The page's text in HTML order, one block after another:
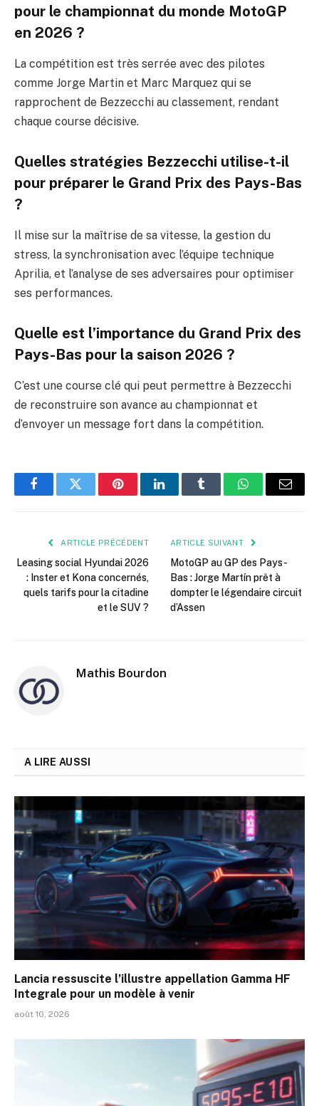
pour le championnat du monde MotoGP
en 2026 ?
La compétition est très serrée avec des pilotes
comme Jorge Martin et Marc Marquez qui se
rapprochent de Bezzecchi au classement, rendant
chaque course décisive.
Quelles stratégies Bezzecchi utilise-t-il
pour préparer le Grand Prix des Pays-Bas
?
Il mise sur la maîtrise de sa vitesse, la gestion du
stress, la synchronisation avec l’équipe technique
Aprilia, et l’analyse de ses adversaires pour optimiser
ses performances.
Quelle est l’importance du Grand Prix des
Pays-Bas pour la saison 2026 ?
C’est une course clé qui peut permettre à Bezzecchi
de reconstruire son avance au championnat et
d’envoyer un message fort dans la compétition.
FacebookTwitter PinterestLinkedInTumblr WhatsApp
E-
ARTICLE PRÉCÉDENT
Leasing social Hyundai 2026
: Inster et Kona concernés,
quels tarifs pour la citadine
et le SUV ?
ARTICLE SUIVANT
MotoGP au GP des Pays-
Bas : Jorge Martín prêt à
dompter le légendaire circuit
d’Assen
Mathis Bourdon
A LIRE AUSSI
Lancia ressuscite l’illustre appellation Gamma HF
Integrale pour un modèle à venir
août 10, 2026